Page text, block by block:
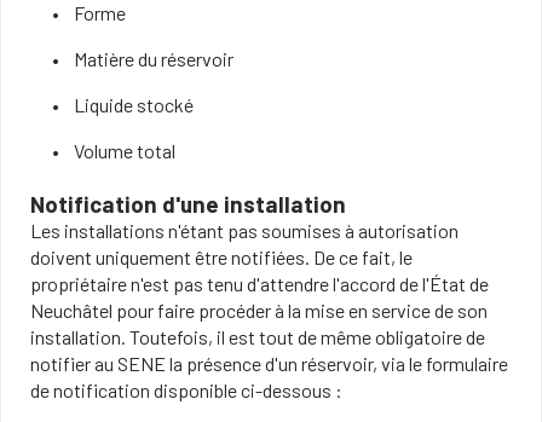
Forme
Matière du réservoir
Liquide stocké
Volume total
Notification d'une installation
Les installations n'étant pas soumises à autorisation
doivent uniquement être notifiées. De ce fait, le
propriétaire n'est pas tenu d'attendre l'accord de l'État de
Neuchâtel pour faire procéder à la mise en service de son
installation. Toutefois, il est tout de même obligatoire de
notifier au SENE la présence d'un réservoir, via le formulaire
de notification disponible ci-dessous :